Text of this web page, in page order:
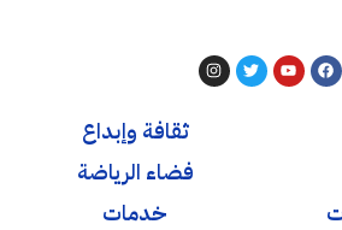
ثقافة وإبداع
فضاء الرياضة
خدمات